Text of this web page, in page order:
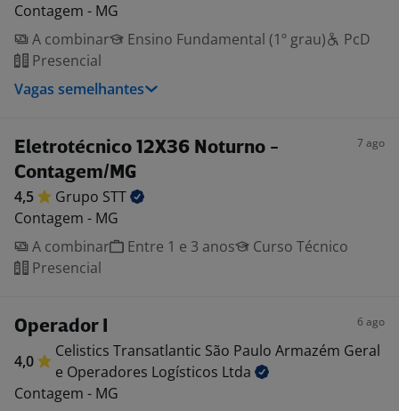
Contagem - MG
A combinar
Ensino Fundamental (1º grau)
PcD
Presencial
Vagas semelhantes
Eletrotécnico 12X36 Noturno -
Contagem/MG
7 ago
4,5 Grupo STT
Contagem - MG
A combinar
Entre 1 e 3 anos
Curso Técnico
Presencial
Operador I 6 ago
4,0
Celistics Transatlantic São Paulo Armazém Geral
e Operadores Logísticos Ltda
Contagem - MG